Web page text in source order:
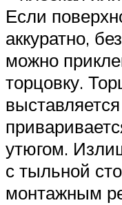
Если
аккуратно,
можно
торцовку.
утюгом.
с тыльной
монтажным